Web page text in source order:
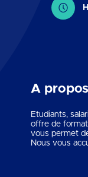
A propos
Etudiants,
offre de
vous permet
Nous vous